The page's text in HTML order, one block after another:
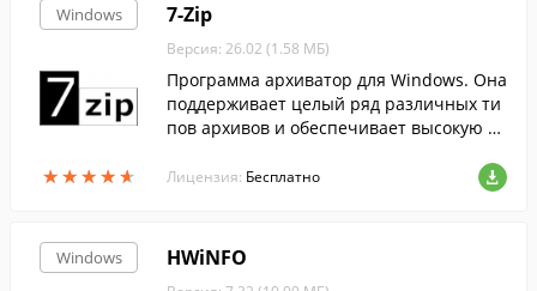
Windows
★★★★★
★★★★★
7-Zip
Версия: 26.02 (1.58 МБ)
Программа архиватор для Windows. Она
поддерживает целый ряд различных ти
пов архивов и обеспечивает высокую ст
Лицензия: Бесплатно
Windows HWiNFO